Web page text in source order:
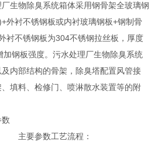
生物除臭系统箱体采用钢骨架全玻璃钢
外衬不锈钢板或内衬玻璃钢板+钢制骨
衬不锈钢板为304不锈钢拉丝板，厚度
钢板强度。污水处理厂生物除臭系统
内部结构的骨架，除臭塔配置风管接
填料、检修门、喷淋散水装置等的附
主要参数工艺流程：